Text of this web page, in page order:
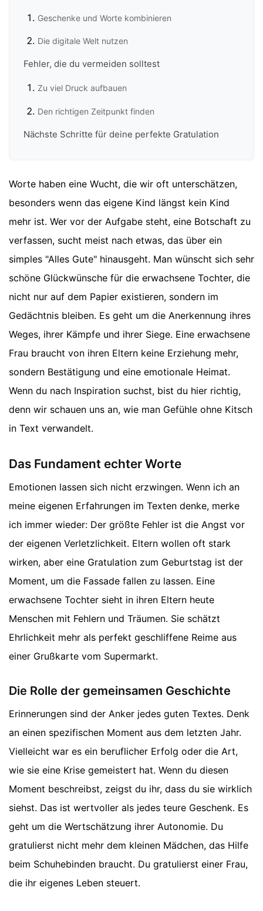
Geschenke und Worte kombinieren
Die digitale Welt nutzen
Fehler, die du vermeiden solltest
Zu viel Druck aufbauen
Den richtigen Zeitpunkt finden
Nächste Schritte für deine perfekte Gratulation
Worte haben eine Wucht, die wir oft unterschätzen,
besonders wenn das eigene Kind längst kein Kind
mehr ist. Wer vor der Aufgabe steht, eine Botschaft zu
verfassen, sucht meist nach etwas, das über ein
simples "Alles Gute" hinausgeht. Man wünscht sich sehr
schöne Glückwünsche für die erwachsene Tochter, die
nicht nur auf dem Papier existieren, sondern im
Gedächtnis bleiben. Es geht um die Anerkennung ihres
Weges, ihrer Kämpfe und ihrer Siege. Eine erwachsene
Frau braucht von ihren Eltern keine Erziehung mehr,
sondern Bestätigung und eine emotionale Heimat.
Wenn du nach Inspiration suchst, bist du hier richtig,
denn wir schauen uns an, wie man Gefühle ohne Kitsch
in Text verwandelt.
Das Fundament echter Worte
Emotionen lassen sich nicht erzwingen. Wenn ich an
meine eigenen Erfahrungen im Texten denke, merke
ich immer wieder: Der größte Fehler ist die Angst vor
der eigenen Verletzlichkeit. Eltern wollen oft stark
wirken, aber eine Gratulation zum Geburtstag ist der
Moment, um die Fassade fallen zu lassen. Eine
erwachsene Tochter sieht in ihren Eltern heute
Menschen mit Fehlern und Träumen. Sie schätzt
Ehrlichkeit mehr als perfekt geschliffene Reime aus
einer Grußkarte vom Supermarkt.
Die Rolle der gemeinsamen Geschichte
Erinnerungen sind der Anker jedes guten Textes. Denk
an einen spezifischen Moment aus dem letzten Jahr.
Vielleicht war es ein beruflicher Erfolg oder die Art,
wie sie eine Krise gemeistert hat. Wenn du diesen
Moment beschreibst, zeigst du ihr, dass du sie wirklich
siehst. Das ist wertvoller als jedes teure Geschenk. Es
geht um die Wertschätzung ihrer Autonomie. Du
gratulierst nicht mehr dem kleinen Mädchen, das Hilfe
beim Schuhebinden braucht. Du gratulierst einer Frau,
die ihr eigenes Leben steuert.